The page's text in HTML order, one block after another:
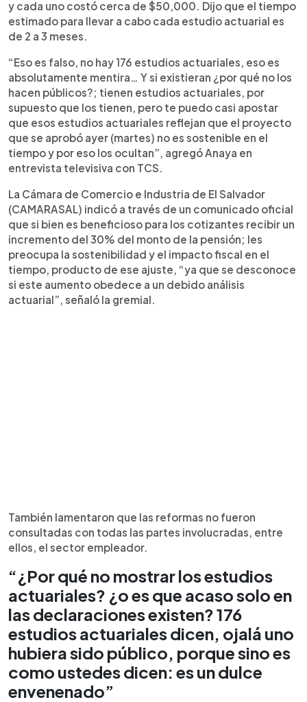
y cada uno costó cerca de $50,000. Dijo que el tiempo
estimado para llevar a cabo cada estudio actuarial es
de 2 a 3 meses.
“Eso es falso, no hay 176 estudios actuariales, eso es
absolutamente mentira… Y si existieran ¿por qué no los
hacen públicos?; tienen estudios actuariales, por
supuesto que los tienen, pero te puedo casi apostar
que esos estudios actuariales reflejan que el proyecto
que se aprobó ayer (martes) no es sostenible en el
tiempo y por eso los ocultan”, agregó Anaya en
entrevista televisiva con TCS.
La Cámara de Comercio e Industria de El Salvador
(CAMARASAL) indicó a través de un comunicado oficial
que si bien es beneficioso para los cotizantes recibir un
incremento del 30% del monto de la pensión; les
preocupa la sostenibilidad y el impacto fiscal en el
tiempo, producto de ese ajuste, “ya que se desconoce
si este aumento obedece a un debido análisis
actuarial”, señaló la gremial.
También lamentaron que las reformas no fueron
consultadas con todas las partes involucradas, entre
ellos, el sector empleador.
“¿Por qué no mostrar los estudios
actuariales? ¿o es que acaso solo en
las declaraciones existen? 176
estudios actuariales dicen, ojalá uno
hubiera sido público, porque sino es
como ustedes dicen: es un dulce
envenenado”